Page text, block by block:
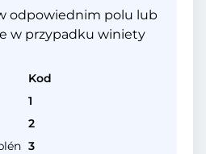
odpowiednim polu lub
w przypadku winiety
Kod
1
2
3